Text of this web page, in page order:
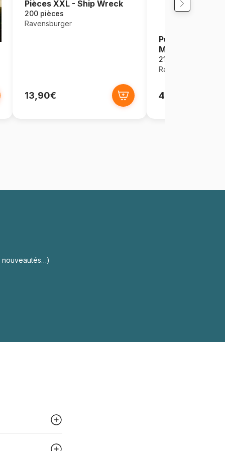
Pièces XXL - Ship Wreck
200 pièces
Ravensburger
13,90€
Puzzle 3D avec
Maison en Pain
216 pièces
Ravensburger
44,95€
nouveautés…)